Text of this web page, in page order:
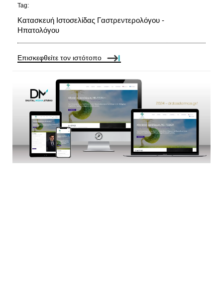
Tag:
Κατασκευή Ιστοσελίδας Γαστρεντερολόγου -
Ηπατολόγου
Επισκεφθείτε τον ιστότοπο